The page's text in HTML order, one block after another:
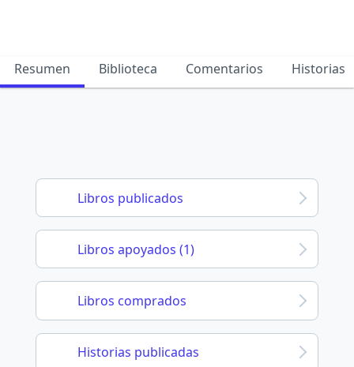
Resumen Biblioteca Comentarios Historias
Libros publicados
Libros apoyados (1)
Libros comprados
Historias publicadas